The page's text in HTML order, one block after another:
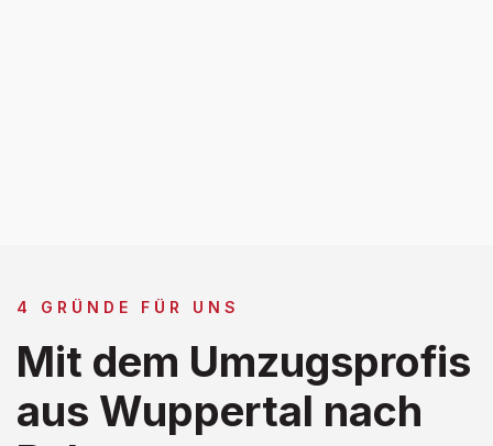
4 GRÜNDE FÜR UNS
Mit dem Umzugsprofis
aus Wuppertal nach